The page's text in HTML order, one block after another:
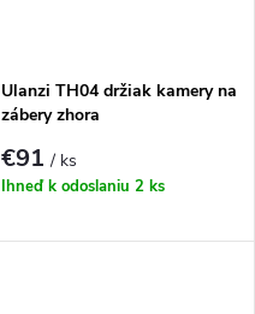
Ulanzi TH04 držiak kamery na
zábery zhora
€91/ ks
Ihneď k odoslaniu 2 ks